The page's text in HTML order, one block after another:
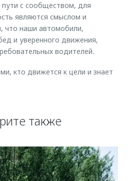
с сообществом, для
являются смыслом и
что наши автомобили,
и уверенного движения,
водителей.
кто движется к цели и знает
также